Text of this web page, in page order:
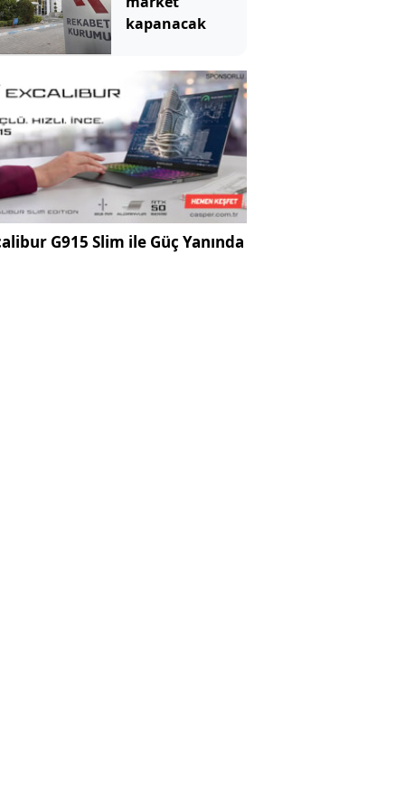
kapanacak
G915 Slim ile Güç Yanında